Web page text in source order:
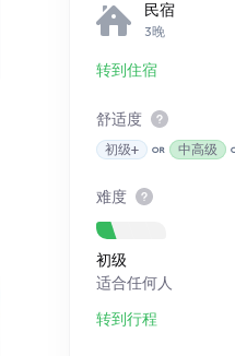
民宿
3晚
转到住宿
舒适度
初级+ 中高级
难度
初级
适合任何人
转到行程